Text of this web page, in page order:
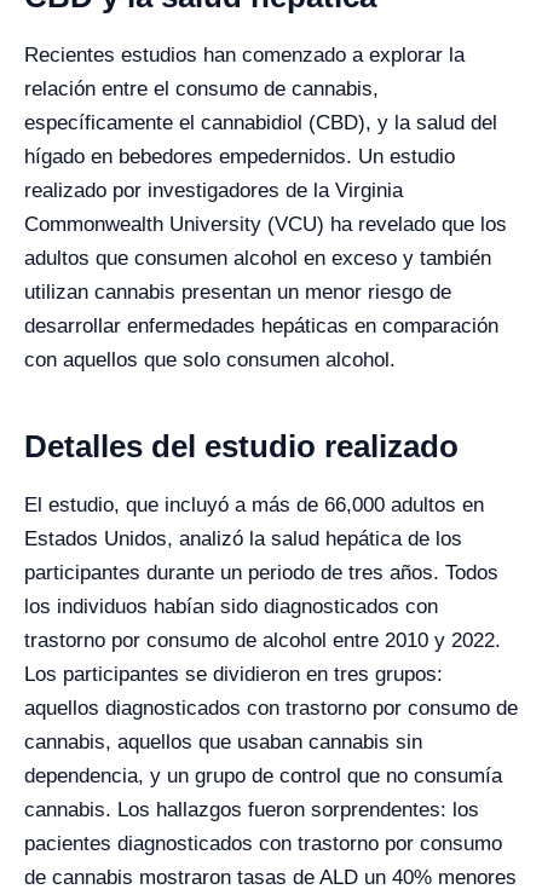
Recientes estudios han comenzado a explorar la
relación entre el consumo de cannabis,
específicamente el cannabidiol (CBD), y la salud del
hígado en bebedores empedernidos. Un estudio
realizado por investigadores de la Virginia
Commonwealth University (VCU) ha revelado que los
adultos que consumen alcohol en exceso y también
utilizan cannabis presentan un menor riesgo de
desarrollar enfermedades hepáticas en comparación
con aquellos que solo consumen alcohol.
Detalles del estudio realizado
El estudio, que incluyó a más de 66,000 adultos en
Estados Unidos, analizó la salud hepática de los
participantes durante un periodo de tres años. Todos
los individuos habían sido diagnosticados con
trastorno por consumo de alcohol entre 2010 y 2022.
Los participantes se dividieron en tres grupos:
aquellos diagnosticados con trastorno por consumo de
cannabis, aquellos que usaban cannabis sin
dependencia, y un grupo de control que no consumía
cannabis. Los hallazgos fueron sorprendentes: los
pacientes diagnosticados con trastorno por consumo
de cannabis mostraron tasas de ALD un 40% menores